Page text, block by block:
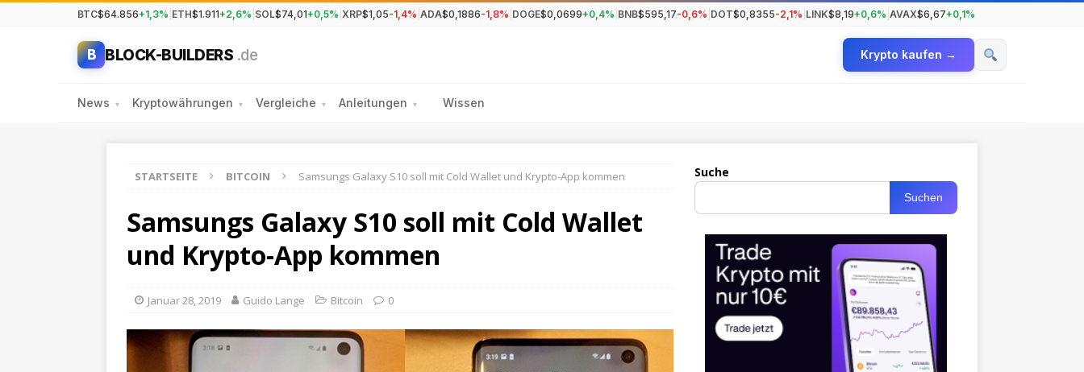
BTC$64.856+1,3% ETH$1.911+2,6% SOL$74,01+0,5% XRP$1,05-1,4% ADA$0,1886-1,8% DOGE$0,0699+0,4% BNB$595,17-0,6% DOT$0,8355-2,1% LINK$8,19+0,6% AVAX$6,67+0,1%
B BLOCK-BUILDERS .de Krypto kaufen →
News ▾ Kryptowährungen ▾ Vergleiche ▾ Anleitungen ▾ Wissen
STARTSEITE BITCOIN Samsungs Galaxy S10 soll mit Cold Wallet und Krypto-App kommen
Samsungs Galaxy S10 soll mit Cold Wallet
und Krypto-App kommen
Januar 28, 2019 Guido Lange Bitcoin 0
Suche
Suchen